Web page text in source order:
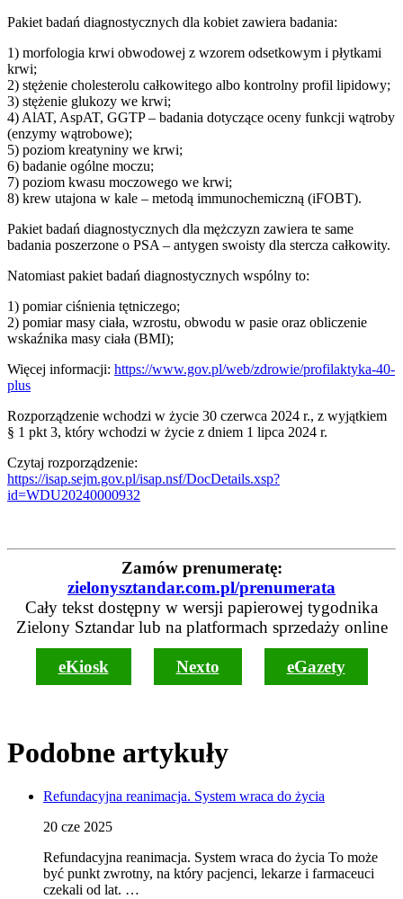
Pakiet badań diagnostycznych dla kobiet zawiera badania:
1) morfologia krwi obwodowej z wzorem odsetkowym i płytkami
krwi;
2) stężenie cholesterolu całkowitego albo kontrolny profil lipidowy;
3) stężenie glukozy we krwi;
4) AlAT, AspAT, GGTP – badania dotyczące oceny funkcji wątroby
(enzymy wątrobowe);
5) poziom kreatyniny we krwi;
6) badanie ogólne moczu;
7) poziom kwasu moczowego we krwi;
8) krew utajona w kale – metodą immunochemiczną (iFOBT).
Pakiet badań diagnostycznych dla mężczyzn zawiera te same
badania poszerzone o PSA – antygen swoisty dla stercza całkowity.
Natomiast pakiet badań diagnostycznych wspólny to:
1) pomiar ciśnienia tętniczego;
2) pomiar masy ciała, wzrostu, obwodu w pasie oraz obliczenie
wskaźnika masy ciała (BMI);
Więcej informacji: https://www.gov.pl/web/zdrowie/profilaktyka-40-
plus
Rozporządzenie wchodzi w życie 30 czerwca 2024 r., z wyjątkiem
§ 1 pkt 3, który wchodzi w życie z dniem 1 lipca 2024 r.
Czytaj rozporządzenie:
https://isap.sejm.gov.pl/isap.nsf/DocDetails.xsp?
id=WDU20240000932
Zamów prenumeratę:
zielonysztandar.com.pl/prenumerata
Cały tekst dostępny w wersji papierowej tygodnika
Zielony Sztandar lub na platformach sprzedaży online
eKiosk Nexto eGazety
Podobne artykuły
Refundacyjna reanimacja. System wraca do życia
20 cze 2025
Refundacyjna reanimacja. System wraca do życia To może
być punkt zwrotny, na który pacjenci, lekarze i farmaceuci
czekali od lat. …